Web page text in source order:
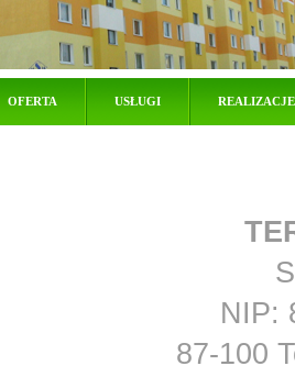
OFERTA USŁUGI REALIZACJE
NIP:
87-100